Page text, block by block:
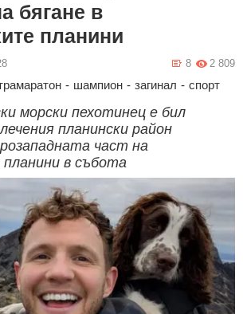
бягане в
планини
2 809
8
- шампион - загинал - спорт
морски пехотинец е бил
планински район
част на
в събота